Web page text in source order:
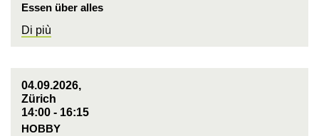
Essen über alles
Di più
04.09.2026,
Zürich
14:00 - 16:15
HOBBY